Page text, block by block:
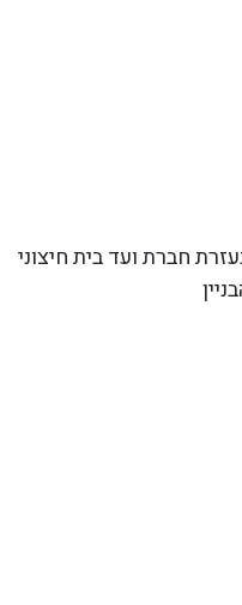
חברת ועד בית חיצוני